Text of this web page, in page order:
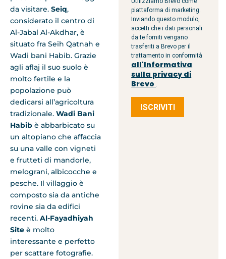
da visitare. Seiq,
considerato il centro di
Al-Jabal Al-Akdhar, è
situato fra Seih Qatnah e
Wadi bani Habib. Grazie
agli aflaj il suo suolo è
molto fertile e la
popolazione può
dedicarsi all’agricoltura
tradizionale. Wadi Bani
Habib è abbarbicato su
un altopiano che affaccia
su una valle con vigneti
e frutteti di mandorle,
melograni, albicocche e
pesche. Il villaggio è
composto sia da antiche
rovine sia da edifici
recenti. Al-Fayadhiyah
Site è molto
interessante e perfetto
per scattare fotografie.
piattaforma di marketing.
Inviando questo modulo,
accetti che i dati personali
da te forniti vengano
trasferiti a Brevo per il
trattamento in conformità
all'Informativa
sulla privacy di
Brevo .
ISCRIVITI